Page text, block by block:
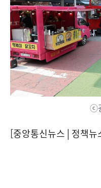
ⓒ
[중앙통신뉴스│정책뉴